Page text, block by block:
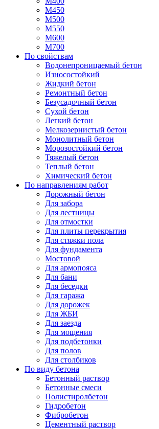
М450
М500
М550
М600
М700
По свойствам
Водонепроницаемый бетон
Износостойкий
Жидкий бетон
Ремонтный бетон
Безусадочный бетон
Сухой бетон
Легкий бетон
Мелкозернистый бетон
Монолитный бетон
Морозостойкий бетон
Тяжелый бетон
Теплый бетон
Химический бетон
По направлениям работ
Дорожный бетон
Для забора
Для лестницы
Для отмостки
Для плиты перекрытия
Для стяжки пола
Для фундамента
Мостовой
Для армопояса
Для бани
Для беседки
Для гаража
Для дорожек
Для ЖБИ
Для заезда
Для мощения
Для подбетонки
Для полов
Для столбиков
По виду бетона
Бетонный раствор
Бетонные смеси
Полистиролбетон
Гидробетон
Фибробетон
Цементный раствор